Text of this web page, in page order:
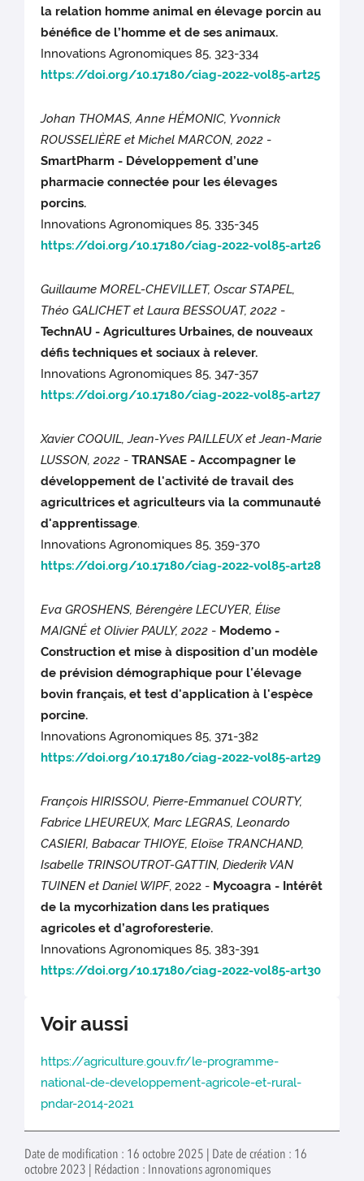
la relation homme animal en élevage porcin au
bénéfice de l’homme et de ses animaux.
Innovations Agronomiques 85, 323-334
https://doi.org/10.17180/ciag-2022-vol85-art25
Johan THOMAS, Anne HÉMONIC, Yvonnick
ROUSSELIÈRE et Michel MARCON, 2022 -
SmartPharm - Développement d’une
pharmacie connectée pour les élevages
porcins.
Innovations Agronomiques 85, 335-345
https://doi.org/10.17180/ciag-2022-vol85-art26
Guillaume MOREL-CHEVILLET, Oscar STAPEL,
Théo GALICHET et Laura BESSOUAT, 2022 -
TechnAU - Agricultures Urbaines, de nouveaux
défis techniques et sociaux à relever.
Innovations Agronomiques 85, 347-357
https://doi.org/10.17180/ciag-2022-vol85-art27
Xavier COQUIL, Jean-Yves PAILLEUX et Jean-Marie
LUSSON, 2022 -TRANSAE - Accompagner le
développement de l'activité de travail des
agricultrices et agriculteurs via la communauté
d'apprentissage.
Innovations Agronomiques 85, 359-370
https://doi.org/10.17180/ciag-2022-vol85-art28
Eva GROSHENS, Bérengère LECUYER, Élise
MAIGNÉ et Olivier PAULY, 2022 - Modemo -
Construction et mise à disposition d'un modèle
de prévision démographique pour l'élevage
bovin français, et test d'application à l'espèce
porcine.
Innovations Agronomiques 85, 371-382
https://doi.org/10.17180/ciag-2022-vol85-art29
François HIRISSOU, Pierre-Emmanuel COURTY,
Fabrice LHEUREUX, Marc LEGRAS, Leonardo
CASIERI, Babacar THIOYE, Eloïse TRANCHAND,
Isabelle TRINSOUTROT-GATTIN, Diederik VAN
TUINEN et Daniel WIPF, 2022 - Mycoagra - Intérêt
de la mycorhization dans les pratiques
agricoles et d’agroforesterie.
Innovations Agronomiques 85, 383-391
https://doi.org/10.17180/ciag-2022-vol85-art30
Voir aussi
https://agriculture.gouv.fr/le-programme-
national-de-developpement-agricole-et-rural-
pndar-2014-2021
Date de modification : 16 octobre 2025 | Date de création : 16
octobre 2023 | Rédaction : Innovations agronomiques